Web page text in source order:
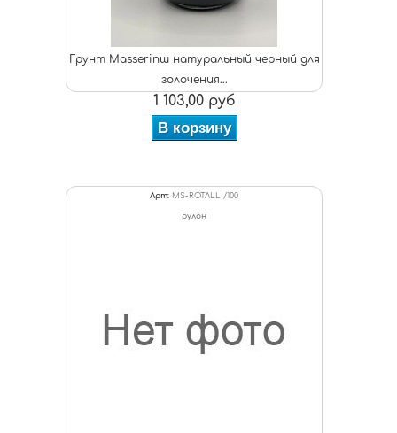
Грунт Masserinш натуральный черный для
золочения...
1 103,00 руб
В корзину
Арт: MS-ROTALL /100
рулон